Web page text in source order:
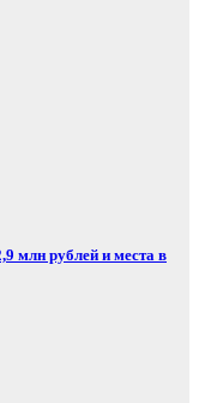
млн рублей и места в